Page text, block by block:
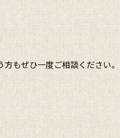
もぜひ一度ご相談ください。